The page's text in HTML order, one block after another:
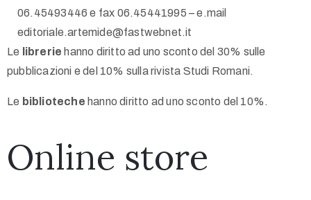
06.45493446 e fax 06.45441995 – e.mail
editoriale.artemide@fastwebnet.it
Le librerie hanno diritto ad uno sconto del 30% sulle
pubblicazioni e del 10% sulla rivista Studi Romani.
Le biblioteche hanno diritto ad uno sconto del 10%.
Online store